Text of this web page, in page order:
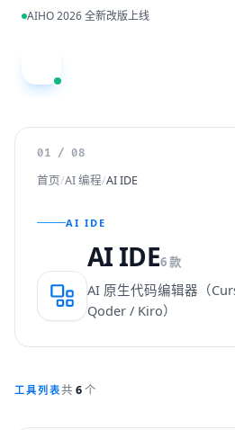
跳到主内容
AIHO 2026 全新改版上线
01 / 08
首页/AI 编程/AI IDE
AI IDE
AI IDE6 款
AI 原生代码编辑器（
Qoder / Kiro）
工具列表共 6个